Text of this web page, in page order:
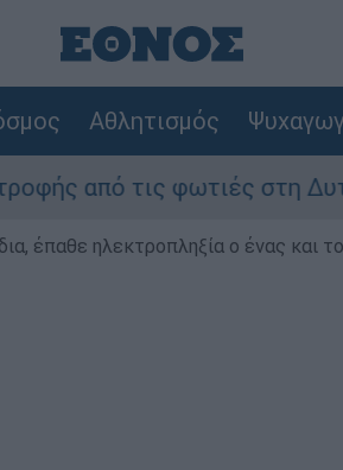
Αθλητισμός
φωτιές στη Δυτική
έπαθε ηλεκτροπληξία ο ένας και